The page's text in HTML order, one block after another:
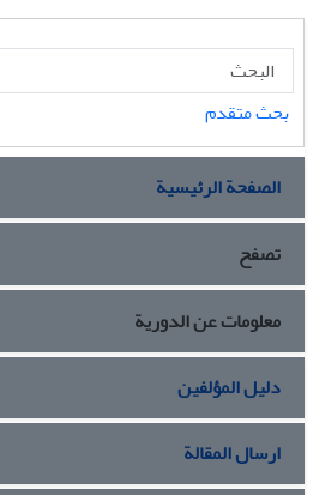
بحث متقدم
الصفحة الرئيسية
تصفح
معلومات عن الدورية
دليل المؤلفين
ارسال المقالة